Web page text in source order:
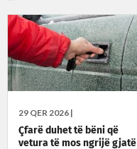
29 QER 2026 |
Çfarë duhet të bëni që
vetura të mos ngrijë gjatë